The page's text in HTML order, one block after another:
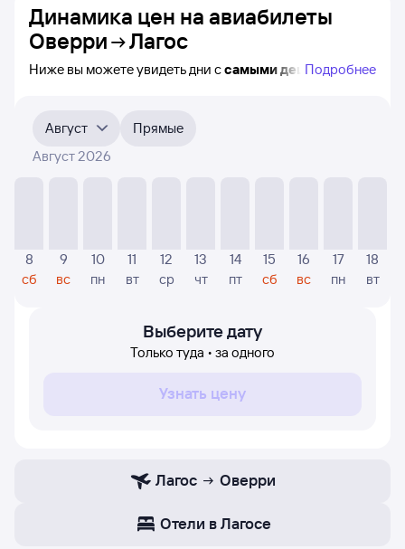
Динамика цен на авиабилеты
Оверри
Лагос
Ниже вы можете увидеть дни ссамыми дешёвыми
Выберите дату, перейдите по клику к поиску билетов
на самолёт и просмотру
Если никто не искал авиабилетов по маршруту
Оверри — Лагос, то цены могут отсутствовать
частично или полностью. В этом случае заполните
Подробнее
Август
Прямые
Август 2026
8
сб
9
вс
10
пн
11
вт
12
ср
13
чт
14
пт
15
сб
16
вс
17
пн
18
вт
Выберите дату
Только туда • за одного
Узнать цену
Лагос Оверри
Отели в Лагосе